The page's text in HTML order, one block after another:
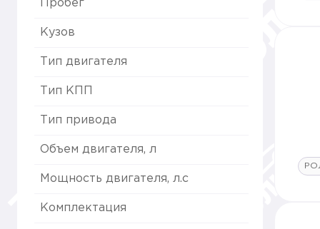
Пробег
Кузов
Тип двигателя
Тип КПП
Тип привода
Объем двигателя, л
Мощность двигателя, л.с
Комплектация